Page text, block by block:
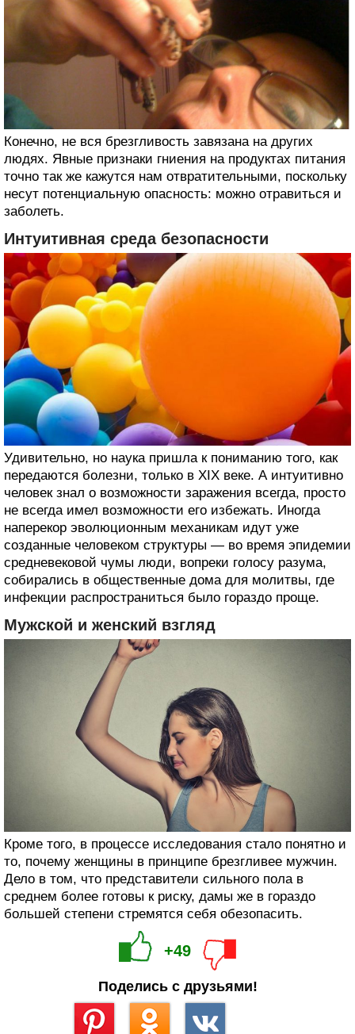
Конечно, не вся брезгливость завязана на других
людях. Явные признаки гниения на продуктах питания
точно так же кажутся нам отвратительными, поскольку
несут потенциальную опасность: можно отравиться и
заболеть.
Интуитивная среда безопасности
Удивительно, но наука пришла к пониманию того, как
передаются болезни, только в XIX веке. А интуитивно
человек знал о возможности заражения всегда, просто
не всегда имел возможности его избежать. Иногда
наперекор эволюционным механикам идут уже
созданные человеком структуры — во время эпидемии
средневековой чумы люди, вопреки голосу разума,
собирались в общественные дома для молитвы, где
инфекции распространиться было гораздо проще.
Мужской и женский взгляд
Кроме того, в процессе исследования стало понятно и
то, почему женщины в принципе брезгливее мужчин.
Дело в том, что представители сильного пола в
среднем более готовы к риску, дамы же в гораздо
большей степени стремятся себя обезопасить.
+49
Поделись с друзьями!